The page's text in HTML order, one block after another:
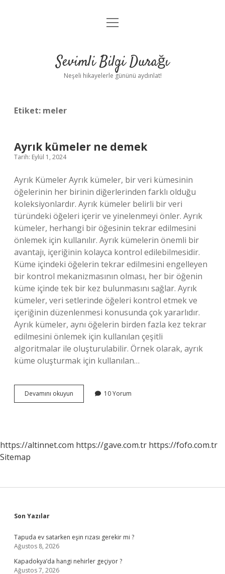
Anasayfa
Yasal Uyarı
menüyü
Sevimli Bilgi Durağı
Neşeli hikayelerle gününü aydınlat!
Etiket: meler
Ayrık kümeler ne demek
Tarih: Eylül 1, 2024
Ayrık Kümeler Ayrık kümeler, bir veri kümesinin
öğelerinin her birinin diğerlerinden farklı olduğu
koleksiyonlardır. Ayrık kümeler belirli bir veri
türündeki öğeleri içerir ve yinelenmeyi önler. Ayrık
kümeler, herhangi bir öğesinin tekrar edilmesini
önlemek için kullanılır. Ayrık kümelerin önemli bir
avantajı, içeriğinin kolayca kontrol edilebilmesidir.
Küme içindeki öğelerin tekrar edilmesini engelleyen
bir kontrol mekanizmasının olması, her bir öğenin
küme içinde tek bir kez bulunmasını sağlar. Ayrık
kümeler, veri setlerinde öğeleri kontrol etmek ve
içeriğinin düzenlenmesi konusunda çok yararlıdır.
Ayrık kümeler, aynı öğelerin birden fazla kez tekrar
edilmesini önlemek için kullanılan çeşitli
algoritmalar ile oluşturulabilir. Örnek olarak, ayrık
küme oluşturmak için kullanılan…
Devamını okuyun
kümeler
10 Yorum
https://altinnet.com https://gave.com.tr https://fofo.com.tr
Sitemap
Sidebar
Son Yazılar
Tapuda ev satarken eşin rızası gerekir mi ?
Ağustos 8, 2026
Kapadokya’da hangi nehirler geçiyor ?
Ağustos 7, 2026